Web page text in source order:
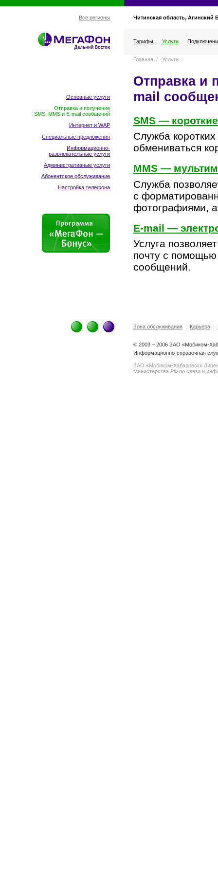
Все регионы Читинская область, Агинский
Тарифы Услуги
Основные услуги
Отправка и получение
SMS, MMS и E-mail сообщений
Интернет и WAP
Специальные предложения
Информационно-
развлекательные услуги
Административные услуги
Абонентское обслуживание
Настройка телефона
Главная / Услуги /
Отправка и
mail
SMS —
Служба
обмениваться
MMS —
Служба
с
фотографиями,
E-mail —
Услуга
почту с
сообщений.
Зона обслуживания| Карьера|
© 2003 – 2006 ЗАО «Мобиком-
Информационно-справочная
ЗАО «Мобиком-Хабаровск»
Министерства РФ по связи и